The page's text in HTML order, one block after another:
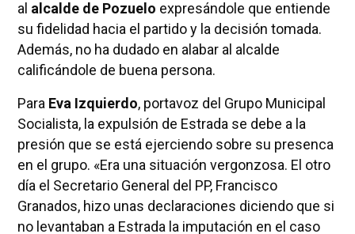
al alcalde de Pozuelo expresándole que entiende
su fidelidad hacia el partido y la decisión tomada.
Además, no ha dudado en alabar al alcalde
calificándole de buena persona.
Para Eva Izquierdo, portavoz del Grupo Municipal
Socialista, la expulsión de Estrada se debe a la
presión que se está ejerciendo sobre su presenca
en el grupo. «Era una situación vergonzosa. El otro
día el Secretario General del PP, Francisco
Granados, hizo unas declaraciones diciendo que si
no levantaban a Estrada la imputación en el caso